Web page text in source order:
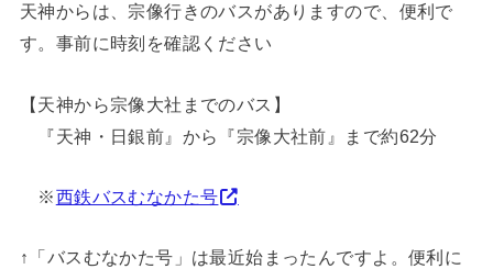
天神からは、宗像行きのバスがありますので、便利で
す。事前に時刻を確認ください
【天神から宗像大社までのバス】
『天神・日銀前』から『宗像大社前』まで約62分
※西鉄バスむなかた号
↑「バスむなかた号」は最近始まったんですよ。便利に